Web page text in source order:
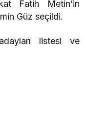
Fatih Metin’in
Güz seçildi.
listesi ve